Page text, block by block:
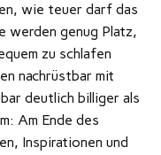
wie teuer darf das
werden genug Platz,
zu schlafen
nachrüstbar mit
deutlich billiger als
Am Ende des
Inspirationen und